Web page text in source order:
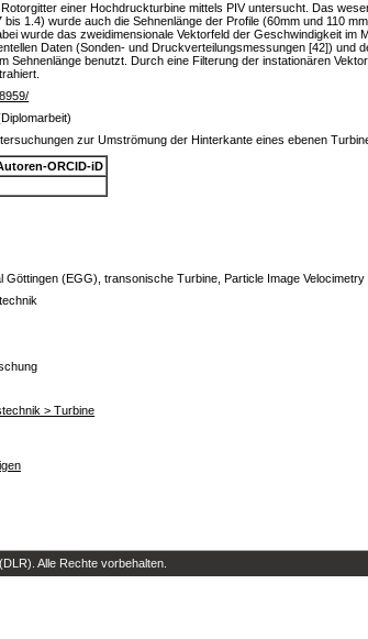
einer Hochdruckturbine mittels PIV untersucht. Das
1.4) wurde auch die Sehnenlänge der Profile (60mm und 110
wurde das zweidimensionale Vektorfeld der Geschwindigkeit im
Daten (Sonden- und Druckverteilungsmessungen [42]) und
Sehnenlänge benutzt. Durch eine Filterung der instationären
zur Umströmung der Hinterkante eines ebenen
ORCID-iD
Göttingen (EGG), transonische Turbine, Particle Image
> Turbine
Alle Rechte vorbehalten.